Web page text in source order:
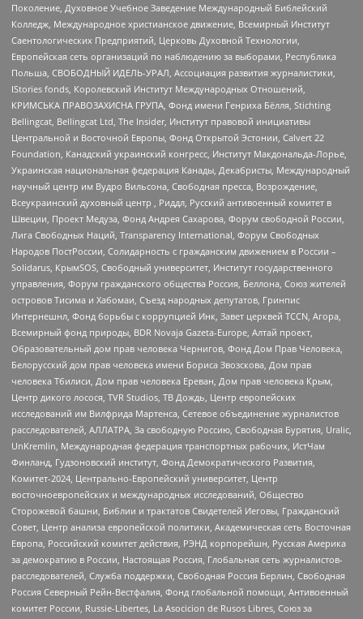
Поколение, Духовное Учебное Заведение Международный Библейский
Колледж, Международное христианское движение, Всемирный Институт
Саентологических Предприятий, Церковь Духовной Технологии,
Европейская сеть организаций по наблюдению за выборами, Республика
Польша, СВОБОДНЫЙ ИДЕЛЬ-УРАЛ, Ассоциация развития журналистики,
IStories fonds, Королевский Институт Международных Отношений,
КРИМСЬКА ПРАВОЗАХИСНА ГРУПА, Фонд имени Генриха Бёлля, Stichting
Bellingcat, Bellingcat Ltd, The Insider, Институт правовой инициативы
Центральной и Восточной Европы, Фонд Открытой Эстонии, Calvert 22
Foundation, Канадский украинский конгресс, Институт Макдональда-Лорье,
Украинская национальная федерация Канады, Декабристы, Международный
научный центр им Вудро Вильсона, Свободная пресса, Возрождение,
Всеукраинский духовный центр , Риддл, Русский антивоенный комитет в
Швеции, Проект Медуза, Фонд Андрея Сахарова, Форум свободной России,
Лига Свободных Наций, Transparеncy International, Форум Свободных
Народов ПостРоссии, Солидарность с гражданским движением в России –
Solidarus, КрымSOS, Свободный университет, Институт государственного
управления, Форум гражданского общества Россия, Беллона, Союз жителей
островов Тисима и Хабомаи, Съезд народных депутатов, Гринпис
Интернешнл, Фонд борьбы с коррупцией Инк, Завет церквей TCCN, Агора,
Всемирный фонд природы, BDR Novaja Gazeta-Europe, Алтай проект,
Образовательный дом прав человека Чернигов, Фонд Дом Прав Человека,
Белорусский дом прав человека имени Бориса Звозскова, Дом прав
человека Тбилиси, Дом прав человека Ереван, Дом прав человека Крым,
Центр дикого лосося, TVR Studios, ТВ Дождь, Центр европейских
исследований им Вилфрида Мартенса, Сетевое объединение журналистов
расследователей, АЛЛАТРА, За свободную Россию, Свободная Бурятия, Uralic,
UnKremlin, Международная федерация транспортных рабочих, ИстЧам
Финланд, Гудзоновский институт, Фонд Демократического Развития,
Комитет-2024, Центрально-Европейский университет, Центр
восточноевропейских и международных исследований, Общество
Сторожевой башни, Библии и трактатов Свидетелей Иеговы, Гражданский
Совет, Центр анализа европейской политики, Академическая сеть Восточная
Европа, Российский комитет действия, РЭНД корпорейшн, Русская Америка
за демократию в России, Настоящая Россия, Глобальная сеть журналистов-
расследователей, Служба поддержки, Свободная Россия Берлин, Свободная
Россия Северный Рейн-Вестфалия, Фонд глобальной помощи, Антивоенный
комитет России, Russie-Libertes, La Asocicion de Rusos Libres, Союз за